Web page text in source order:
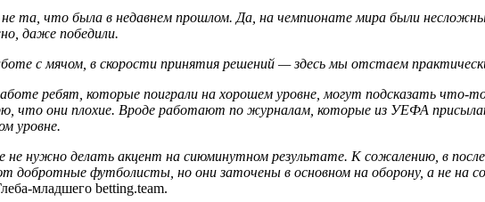
та, что была в недавнем прошлом. Да, на чемпионате мира были
даже победили.
с мячом, в скорости принятия решений — здесь мы отстаем
ребят, которые поиграли на хорошем уровне, могут подсказать что-
что они плохие. Вроде работают по журналам, которые из УЕФА
уровне.
нужно делать акцент на сиюминутном результате. К сожалению, в
футболисты, но они заточены в основном на оборону, а не на
младшего betting.team.